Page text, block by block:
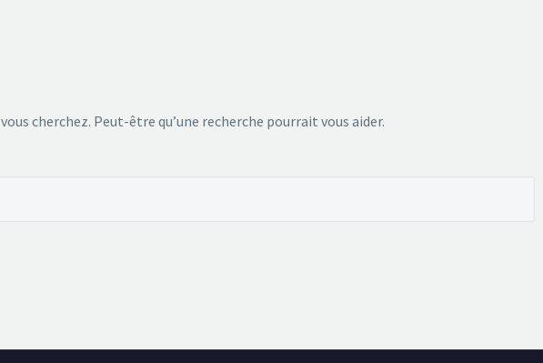
cherchez. Peut-être qu’une recherche pourrait vous aider.